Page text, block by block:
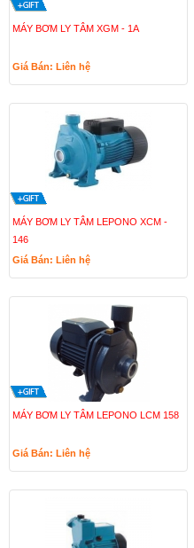
MÁY BƠM LY TÂM XGM - 1A
Giá Bán: Liên hệ
MÁY BƠM LY TÂM LEPONO XCM -
146
Giá Bán: Liên hệ
MÁY BƠM LY TÂM LEPONO LCM 158
Giá Bán: Liên hệ